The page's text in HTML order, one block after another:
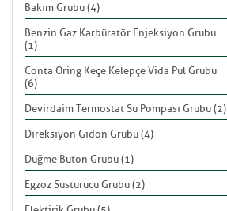
Bakım Grubu (4)
Benzin Gaz Karbüratör Enjeksiyon Grubu
(1)
Conta Oring Keçe Kelepçe Vida Pul Grubu
(6)
Devirdaim Termostat Su Pompası Grubu (2)
Direksiyon Gidon Grubu (4)
Düğme Buton Grubu (1)
Egzoz Susturucu Grubu (2)